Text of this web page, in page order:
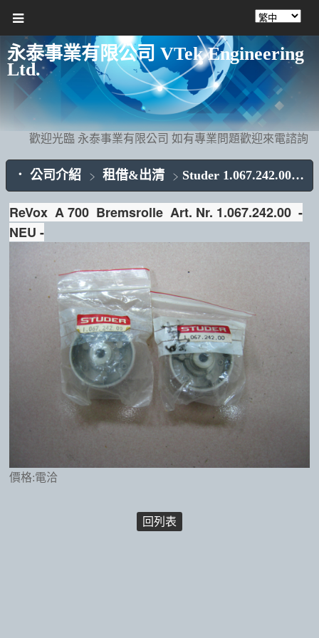
永泰事業有限公司 VTek Engineering
Ltd.
歡迎光臨 永泰事業有限公司 如有專業問題歡迎來電諮詢
公司介紹 租借&出清 Studer 1.067.242.00 ReVox A 700 Bremsrolle
ReVox A 700 Bremsrolle Art. Nr. 1.067.242.00 -
NEU -
價格:電洽
回列表